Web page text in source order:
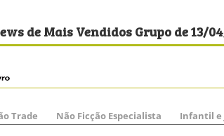
de Mais Vendidos Grupo de 13/
Trade Não Ficção Especialista Infantil e